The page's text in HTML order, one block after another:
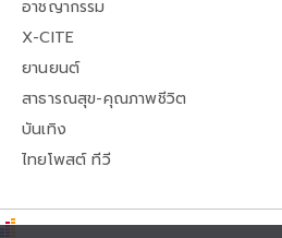
อาชญากรรม
X-CITE
ยานยนต์
สาธารณสุข-คุณภาพชีวิต
บันเทิง
ไทยโพสต์ ทีวี